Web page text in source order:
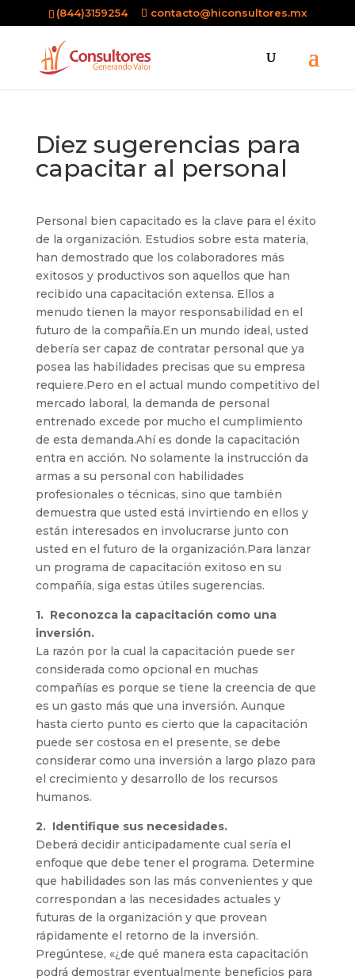
(844)3159254 contacto@hiconsultores.mx
Diez sugerencias para
capacitar al personal
Personal bien capacitado es la clave para el éxito
de la organización. Estudios sobre esta materia,
han demostrado que los colaboradores más
exitosos y productivos son aquellos que han
recibido una capacitación extensa. Ellos a
menudo tienen la mayor responsabilidad en el
futuro de la compañía.En un mundo ideal, usted
debería ser capaz de contratar personal que ya
posea las habilidades precisas que su empresa
requiere.Pero en el actual mundo competitivo del
mercado laboral, la demanda de personal
entrenado excede por mucho el cumplimiento
de esta demanda.Ahí es donde la capacitación
entra en acción. No solamente la instrucción da
armas a su personal con habilidades
profesionales o técnicas, sino que también
demuestra que usted está invirtiendo en ellos y
están interesados en involucrarse junto con
usted en el futuro de la organización.Para lanzar
un programa de capacitación exitoso en su
compañía, siga estas útiles sugerencias.
1. Reconozca la capacitación como una
inversión.
La razón por la cual la capacitación puede ser
considerada como opcional en muchas
compañías es porque se tiene la creencia de que
es un gasto más que una inversión. Aunque
hasta cierto punto es cierto que la capacitación
puede ser costosa en el presente, se debe
considerar como una inversión a largo plazo para
el crecimiento y desarrollo de los recursos
humanos.
2. Identifique sus necesidades.
Deberá decidir anticipadamente cual sería el
enfoque que debe tener el programa. Determine
que habilidades son las más convenientes y que
correspondan a las necesidades actuales y
futuras de la organización y que provean
rápidamente el retorno de la inversión.
Pregúntese, «¿de qué manera esta capacitación
podrá demostrar eventualmente beneficios para